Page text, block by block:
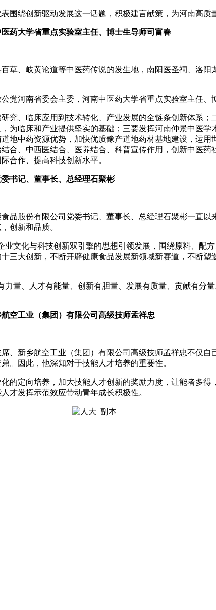
绕创新驱动发展这一话题，积极建言献策，为河南高质
药大学省重点实验室主任、博士生导师司富春
、岐黄论道等中医药传说的发生地，南阳医圣祠、洛阳
河南省委会主委，河南中医药大学省重点实验室主任、
、临床应用到技术转化、产业发展的全链条创新体系；
为临床和产业提供坚实的基础；三要发挥河南仲景中医学
地中药资源优势，加快优质豫产道地药材基地建设，运
合、中西医结合、医养结合、科普宣传作用，创新中医
合作、提高科技创新水平。
书记、董事长、总经理石聚彬
股份有限公司党委书记、董事长、总经理石聚彬一直以
创新和品质。
化与科技创新双引擎的思想引领发展，围绕原料、配方
三大创新，不断开辟健康食品发展新领域新赛道，不断
、人才有能量、创新有胆量、发展有质量、贡献有分
空工业（集团）有限公司高级技师孟祥忠
新乡航空工业（集团）有限公司高级技师孟祥忠不仅自
。因此，他深知对于技能人才培养的重要性。
定向培养，加大技能人才创新的奖励力度，让能者多得
才发挥示范效应带动青年成长积极性。